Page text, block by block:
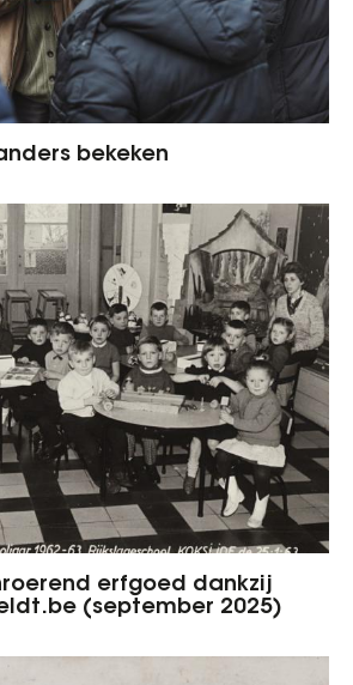
bekeken
erfgoed dankzij
(september 2025)